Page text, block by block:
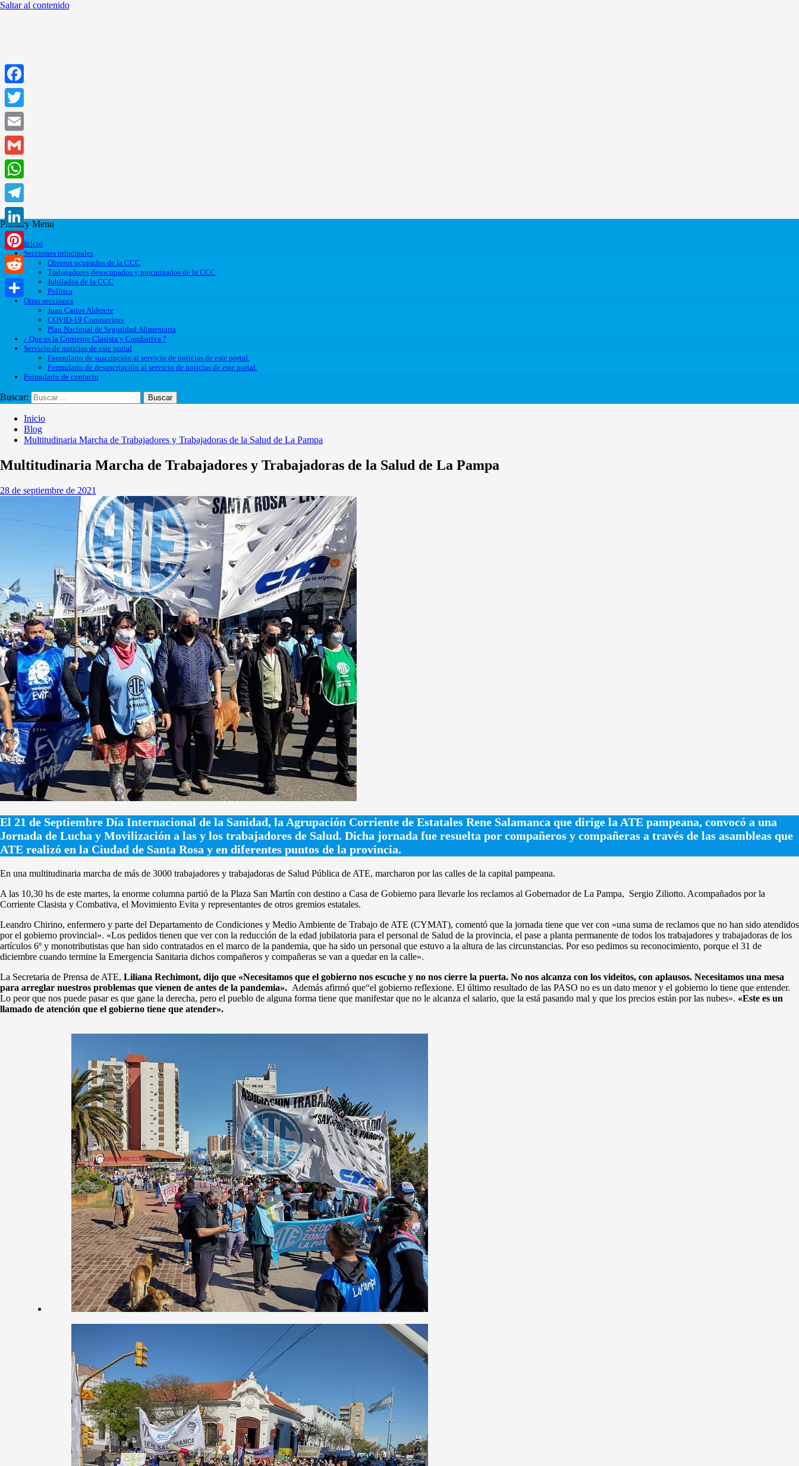
Saltar al contenido
Primary Menu
Inicio
Secciones principales
Obreros ocupados de la CCC
Trabajadores desocupados y precarizados de la CCC
Jubilados de la CCC
Política
Otras secciones
Juan Carlos Alderete
COVID-19 Coronavirus
Plan Nacional de Seguridad Alimentaria
¿ Que es la Corriente Clasista y Combativa ?
Servicio de noticias de este portal
Formulario de suscripción al servicio de noticias de este portal.
Formulario de desuscripción al servicio de noticias de este portal.
Formulario de contacto
Buscar:
Inicio
Blog
Multitudinaria Marcha de Trabajadores y Trabajadoras de la Salud de La Pampa
Multitudinaria Marcha de Trabajadores y Trabajadoras de la Salud de La Pampa
28 de septiembre de 2021
El 21 de Septiembre Día Internacional de la Sanidad, la Agrupación Corriente de Estatales Rene Salamanca que dirige la ATE pampeana, convocó a una
Jornada de Lucha y Movilización a las y los trabajadores de Salud. Dicha jornada fue resuelta por compañeros y compañeras a través de las asambleas que
ATE realizó en la Ciudad de Santa Rosa y en diferentes puntos de la provincia.
En una multitudinaria marcha de más de 3000 trabajadores y trabajadoras de Salud Pública de ATE, marcharon por las calles de la capital pampeana.
A las 10,30 hs de este martes, la enorme columna partió de la Plaza San Martín con destino a Casa de Gobierno para llevarle los reclamos al Gobernador de La Pampa, Sergio Ziliotto. Acompañados por la
Corriente Clasista y Combativa, el Movimiento Evita y representantes de otros gremios estatales.
Leandro Chirino, enfermero y parte del Departamento de Condiciones y Medio Ambiente de Trabajo de ATE (CYMAT), comentó que la jornada tiene que ver con «una suma de reclamos que no han sido atendidos
por el gobierno provincial». «Los pedidos tienen que ver con la reducción de la edad jubilatoria para el personal de Salud de la provincia, el pase a planta permanente de todos los trabajadores y trabajadoras de los
artículos 6º y monotributistas que han sido contratados en el marco de la pandemia, que ha sido un personal que estuvo a la altura de las circunstancias. Por eso pedimos su reconocimiento, porque el 31 de
diciembre cuando termine la Emergencia Sanitaria dichos compañeros y compañeras se van a quedar en la calle».
La Secretaria de Prensa de ATE, Liliana Rechimont, dijo que «Necesitamos que el gobierno nos escuche y no nos cierre la puerta. No nos alcanza con los videítos, con aplausos. Necesitamos una mesa
para arreglar nuestros problemas que vienen de antes de la pandemia». Además afirmó que“el gobierno reflexione. El último resultado de las PASO no es un dato menor y el gobierno lo tiene que entender.
Lo peor que nos puede pasar es que gane la derecha, pero el pueblo de alguna forma tiene que manifestar que no le alcanza el salario, que la está pasando mal y que los precios están por las nubes». «Este es un
llamado de atención que el gobierno tiene que atender».
Facebook
Twitter
Email
Gmail
WhatsApp
Telegram
LinkedIn
Pinterest
Reddit
Compartir